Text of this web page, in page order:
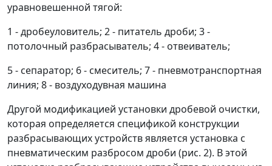
уравновешенной тягой:
1 - дробеуловитель; 2 - питатель дроби; 3 -
потолочный разбрасыватель; 4 - отвеиватель;
5 - сепаратор; 6 - смеситель; 7 - пневмотранспортная
линия; 8 - воздуходувная машина
Другой модификацией установки дробевой очистки,
которая определяется спецификой конструкции
разбрасывающих устройств является установка с
пневматическим разбросом дроби (рис. 2). В этой